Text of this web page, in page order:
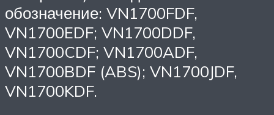
обозначение: VN1700FDF,
VN1700EDF; VN1700DDF,
VN1700CDF; VN1700ADF,
VN1700BDF (ABS); VN1700JDF,
VN1700KDF.